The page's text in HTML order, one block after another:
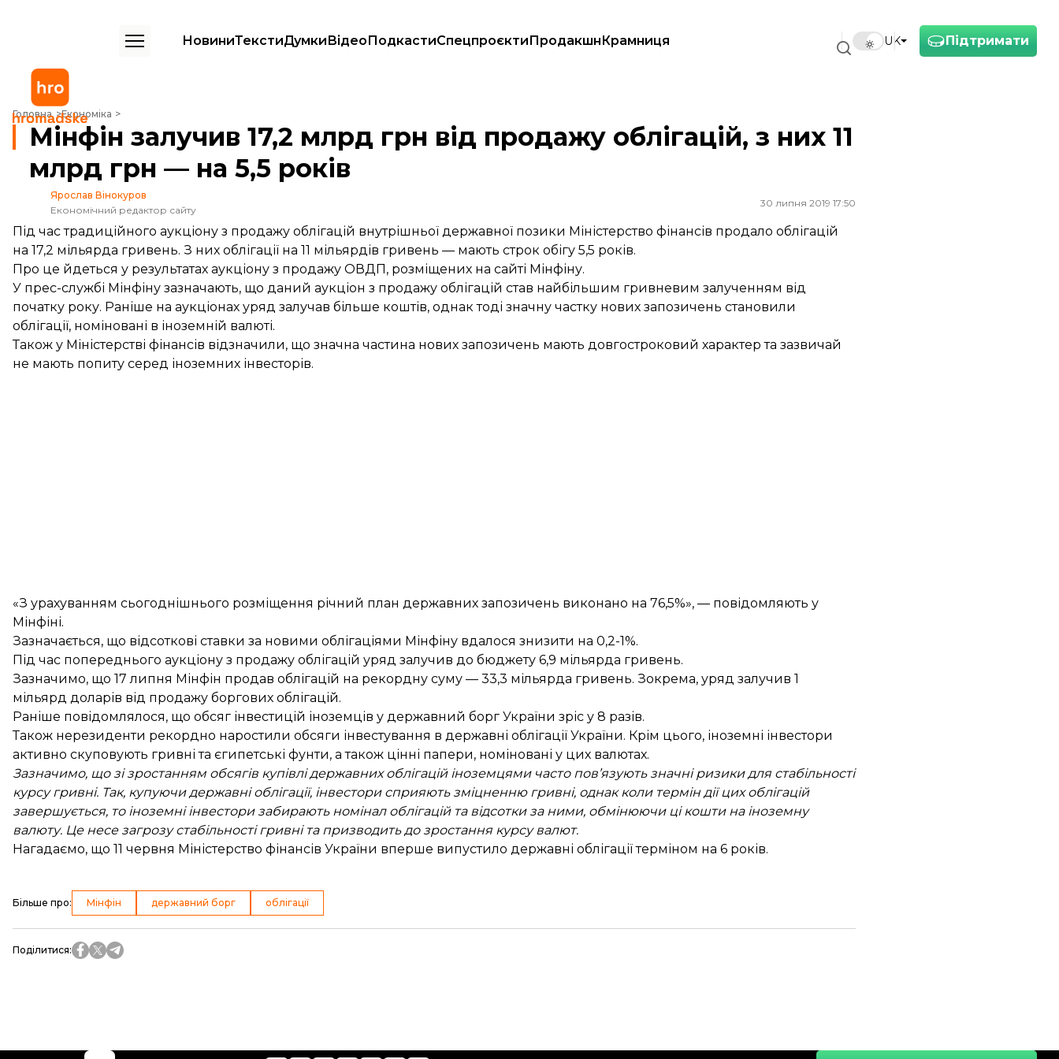
Підтримати
UK
НовиниТекстиДумкиВідеоПодкастиСпецпроєктиПродакшнКрамниця
Головна Економіка
Мінфін залучив 17,2 млрд грн від продажу облігацій, з них 11 млрд грн — на 5,5 років
Мінфін залучив 17,2 млрд грн від продажу облігацій, з них 11
млрд грн — на 5,5 років
Ярослав Вінокуров
Економічний редактор сайту
30 липня 2019 17:50
Під час традиційного аукціону з продажу облігацій внутрішньої державної позики Міністерство фінансів продало облігацій
на 17,2 мільярда гривень. З них облігації на 11 мільярдів гривень — мають строк обігу 5,5 років.
Про це йдеться у результатах аукціону з продажу ОВДП, розміщених на сайті Мінфіну.
У прес-службі Мінфіну зазначають, що даний аукціон з продажу облігацій став найбільшим гривневим залученням від
початку року. Раніше на аукціонах уряд залучав більше коштів, однак тоді значну частку нових запозичень становили
облігації, номіновані в іноземній валюті.
Також у Міністерстві фінансів відзначили, що значна частина нових запозичень мають довгостроковий характер та зазвичай
не мають попиту серед іноземних інвесторів.
«З урахуванням сьогоднішнього розміщення річний план державних запозичень виконано на 76,5%», — повідомляють у
Мінфіні.
Зазначається, що відсоткові ставки за новими облігаціями Мінфіну вдалося знизити на 0,2-1%.
Під час попереднього аукціону з продажу облігацій уряд залучив до бюджету 6,9 мільярда гривень.
Зазначимо, що 17 липня Мінфін продав облігацій на рекордну суму — 33,3 мільярда гривень. Зокрема, уряд залучив 1
мільярд доларів від продажу боргових облігацій.
Раніше повідомлялося, що обсяг інвестицій іноземців у державний борг України зріс у 8 разів.
Також нерезиденти рекордно наростили обсяги інвестування в державні облігації України. Крім цього, іноземні інвестори
активно скуповують гривні та єгипетські фунти, а також цінні папери, номіновані у цих валютах.
Зазначимо, що зі зростанням обсягів купівлі державних облігацій іноземцями часто пов’язують значні ризики для стабільності
курсу гривні. Так, купуючи державні облігації, інвестори сприяють зміцненню гривні, однак коли термін дії цих облігацій
завершується, то іноземні інвестори забирають номінал облігацій та відсотки за ними, обмінюючи ці кошти на іноземну
валюту. Це несе загрозу стабільності гривні та призводить до зростання курсу валют.
Нагадаємо, що 11 червня Міністерство фінансів України вперше випустило державні облігаціїтерміном на 6 років.
Більше про: Мінфін державний борг облігації
Поділитися: